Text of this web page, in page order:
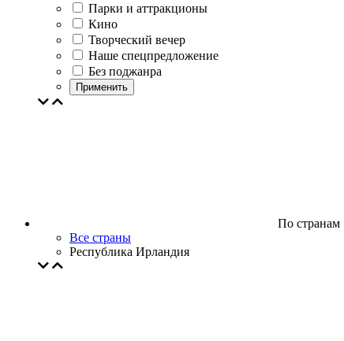
Парки и аттракционы
Кино
Творческий вечер
Наше спецпредложение
Без поджанра
Применить
По странам
Все страны
Республика Ирландия